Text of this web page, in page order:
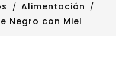
Alimentación
Negro con Miel